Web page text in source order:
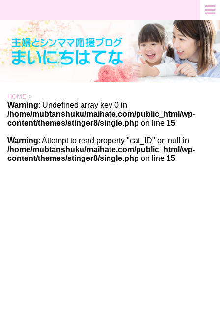
HOME >
Warning: Undefined array key 0 in
/home/mubtanshuku/maihate.com/public_html/wp-
content/themes/stinger8/single.php on line 15
Warning: Attempt to read property "cat_ID" on null in
/home/mubtanshuku/maihate.com/public_html/wp-
content/themes/stinger8/single.php on line 15